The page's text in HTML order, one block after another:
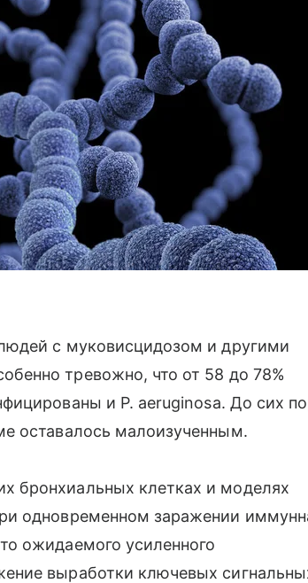
с муковисцидозом и другими
тревожно, что от 58 до 78%
и P. aeruginosa. До сих
оставалось малоизученным.
бронхиальных клетках и моделях
одновременном заражении
ожидаемого усиленного
выработки ключевых